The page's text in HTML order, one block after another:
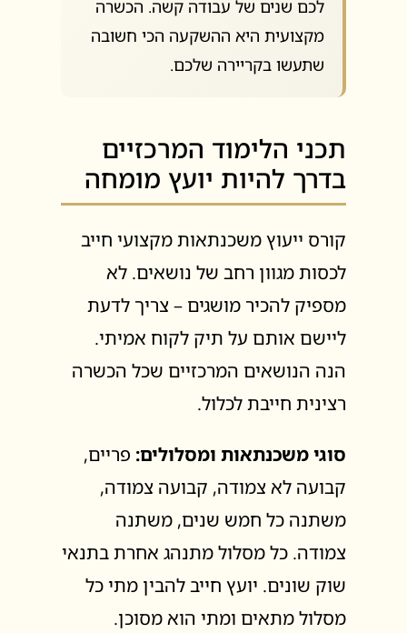
לכם שנים של עבודה קשה. הכשרה
מקצועית היא ההשקעה הכי חשובה
שתעשו בקריירה שלכם.
תכני הלימוד המרכזיים
בדרך להיות יועץ מומחה
קורס ייעוץ משכנתאות מקצועי חייב
לכסות מגוון רחב של נושאים. לא
מספיק להכיר מושגים – צריך לדעת
ליישם אותם על תיק לקוח אמיתי.
הנה הנושאים המרכזיים שכל הכשרה
רצינית חייבת לכלול.
סוגי משכנתאות ומסלולים: פריים,
קבועה לא צמודה, קבועה צמודה,
משתנה כל חמש שנים, משתנה
צמודה. כל מסלול מתנהג אחרת בתנאי
שוק שונים. יועץ חייב להבין מתי כל
מסלול מתאים ומתי הוא מסוכן.